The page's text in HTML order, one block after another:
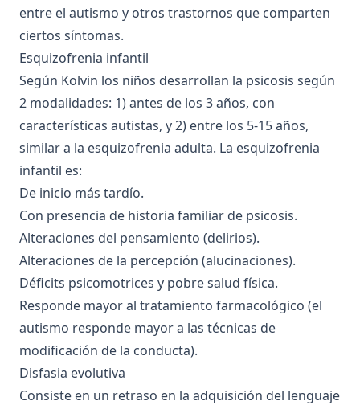
entre el autismo y otros trastornos que comparten
ciertos síntomas.
Esquizofrenia infantil
Según Kolvin los niños desarrollan la psicosis según
2 modalidades: 1) antes de los 3 años, con
características autistas, y 2) entre los 5-15 años,
similar a la esquizofrenia adulta. La esquizofrenia
infantil es:
De inicio más tardío.
Con presencia de historia familiar de psicosis.
Alteraciones del pensamiento (delirios).
Alteraciones de la percepción (alucinaciones).
Déficits psicomotrices y pobre salud física.
Responde mayor al tratamiento farmacológico (el
autismo responde mayor a las técnicas de
modificación de la conducta).
Disfasia evolutiva
Consiste en un retraso en la adquisición del lenguaje